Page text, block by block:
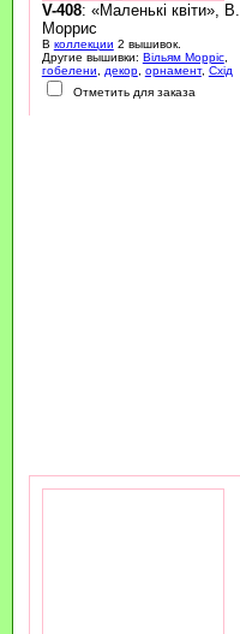
V-408: «Маленькі квіти», В.
Моррис
В коллекции 2 вышивок.
Другие вышивки: Вільям Морріс,
гобелени, декор, орнамент, Схід
Отметить для заказа